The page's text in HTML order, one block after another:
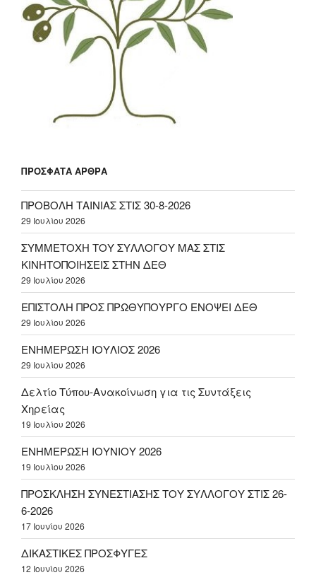
ΠΡΌΣΦΑΤΑ ΆΡΘΡΑ
ΠΡΟΒΟΛΗ ΤΑΙΝΙΑΣ ΣΤΙΣ 30-8-2026
29 Ιουλίου 2026
ΣΥΜΜΕΤΟΧΗ ΤΟΥ ΣΥΛΛΟΓΟΥ ΜΑΣ ΣΤΙΣ
ΚΙΝΗΤΟΠΟΙΗΣΕΙΣ ΣΤΗΝ ΔΕΘ
29 Ιουλίου 2026
ΕΠΙΣΤΟΛΗ ΠΡΟΣ ΠΡΩΘΥΠΟΥΡΓΟ ΕΝΟΨΕΙ ΔΕΘ
29 Ιουλίου 2026
ΕΝΗΜΕΡΩΣΗ ΙΟΥΛΙΟΣ 2026
29 Ιουλίου 2026
Δελτίο Τύπου-Ανακοίνωση για τις Συντάξεις
Χηρείας
19 Ιουλίου 2026
ΕΝΗΜΕΡΩΣΗ ΙΟΥΝΙΟΥ 2026
19 Ιουλίου 2026
ΠΡΟΣΚΛΗΣΗ ΣΥΝΕΣΤΙΑΣΗΣ ΤΟΥ ΣΥΛΛΟΓΟΥ ΣΤΙΣ 26-
6-2026
17 Ιουνίου 2026
ΔΙΚΑΣΤΙΚΕΣ ΠΡΟΣΦΥΓΕΣ
12 Ιουνίου 2026